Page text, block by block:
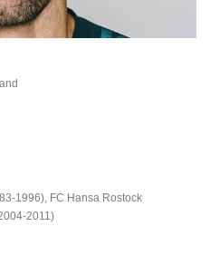
1996), FC Hansa Rostock
2011)